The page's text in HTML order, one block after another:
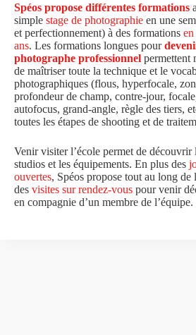
Spéos propose différentes formations
simple stage de photographie en une
et perfectionnement) à des formations en
ans. Les formations longues pour
photographe professionnel permettent
de maîtriser toute la technique et le
photographiques (flous, hyperfocale,
profondeur de champ, contre-jour,
autofocus, grand-angle, règle des tiers,
toutes les étapes de shooting et de
Venir visiter l’école permet de découvrir
studios et les équipements. En plus des
ouvertes, Spéos propose tout au long de
des visites sur rendez-vous pour venir
en compagnie d’un membre de l’équipe.